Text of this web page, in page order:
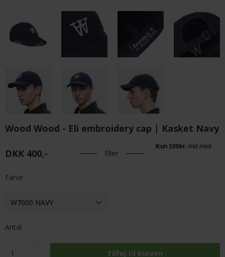
Wood Wood - Eli embroidery cap | Kasket Navy
DKK 400,- Eller
Farve
Antal